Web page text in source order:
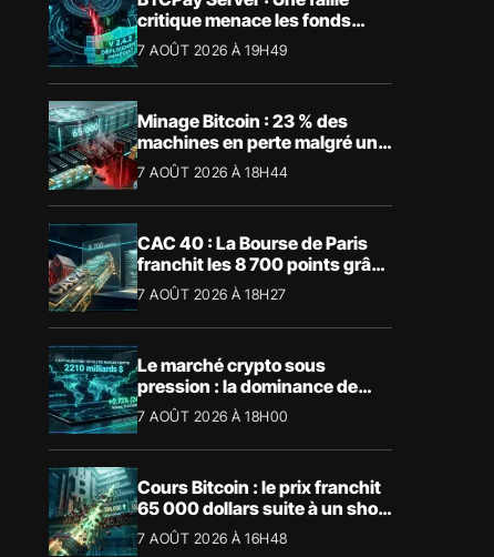
critique menace les fonds
Bitcoin
7 AOÛT 2026 À 19H49
Minage Bitcoin : 23 % des
machines en perte malgré un
BTC à 65 000 $
7 AOÛT 2026 À 18H44
CAC 40 : La Bourse de Paris
franchit les 8 700 points grâce
à la tech
7 AOÛT 2026 À 18H27
Le marché crypto sous
pression : la dominance de
Bitcoin aspire la liquidité
7 AOÛT 2026 À 18H00
Cours Bitcoin : le prix franchit
65 000 dollars suite à un short
squeeze massif
7 AOÛT 2026 À 16H48